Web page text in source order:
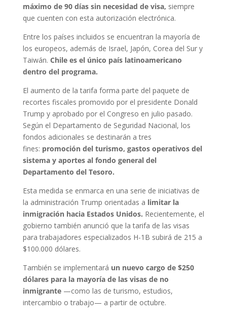
máximo de 90 días sin necesidad de visa, siempre
que cuenten con esta autorización electrónica.
Entre los países incluidos se encuentran la mayoría de
los europeos, además de Israel, Japón, Corea del Sur y
Taiwán. Chile es el único país latinoamericano
dentro del programa.
El aumento de la tarifa forma parte del paquete de
recortes fiscales promovido por el presidente Donald
Trump y aprobado por el Congreso en julio pasado.
Según el Departamento de Seguridad Nacional, los
fondos adicionales se destinarán a tres
fines: promoción del turismo, gastos operativos del
sistema y aportes al fondo general del
Departamento del Tesoro.
Esta medida se enmarca en una serie de iniciativas de
la administración Trump orientadas a limitar la
inmigración hacia Estados Unidos. Recientemente, el
gobierno también anunció que la tarifa de las visas
para trabajadores especializados H-1B subirá de 215 a
$100.000 dólares.
También se implementará un nuevo cargo de $250
dólares para la mayoría de las visas de no
inmigrante —como las de turismo, estudios,
intercambio o trabajo— a partir de octubre.